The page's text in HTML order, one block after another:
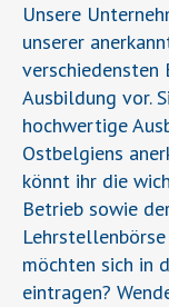
Unsere
unserer
verschiedensten
Ausbildung vor.
hochwertige
Ostbelgiens
könnt ihr die
Betrieb sowie
möchten sich in
eintragen?